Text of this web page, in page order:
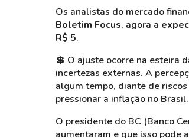
Os analistas do mercado
Boletim Focus, agora a
R$ 5.
💲 O ajuste ocorre na esteira
incertezas externas. A
algum tempo, diante de
pressionar a inflação no Brasil.
O presidente do BC (Banco
aumentaram e que isso pode